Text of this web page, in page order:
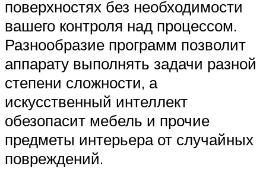
поверхностях без необходимости
вашего контроля над процессом.
Разнообразие программ позволит
аппарату выполнять задачи разной
степени сложности, а
искусственный интеллект
обезопасит мебель и прочие
предметы интерьера от случайных
повреждений.